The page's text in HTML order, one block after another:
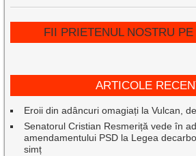
FII PRIETENUL NOSTRU
ARTICOLE
Eroii din adâncuri omagiați la Vulcan,
Senatorul Cristian Resmeriță vede în
amendamentului PSD la Legea
simț